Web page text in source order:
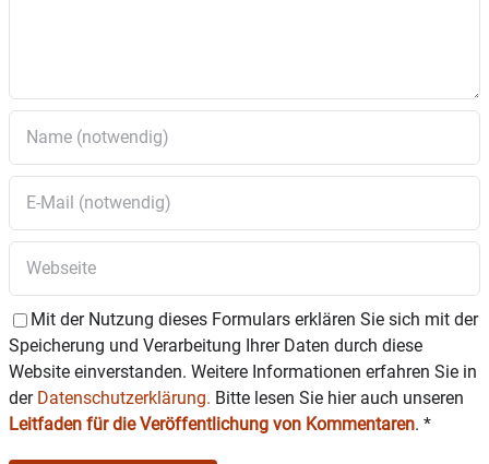
Mit der Nutzung dieses Formulars erklären Sie sich mit der
Speicherung und Verarbeitung Ihrer Daten durch diese
Website einverstanden. Weitere Informationen erfahren Sie in
der Datenschutzerklärung. Bitte lesen Sie hier auch unseren
Leitfaden für die Veröffentlichung von Kommentaren. *